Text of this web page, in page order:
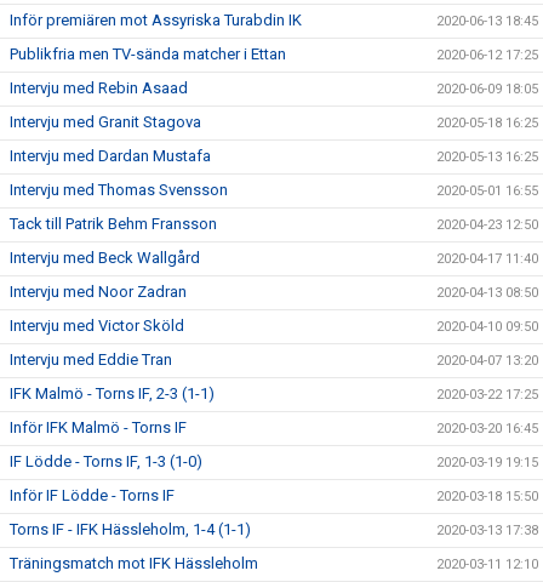
Inför premiären mot Assyriska Turabdin IK 2020-06-13 18:45
Publikfria men TV-sända matcher i Ettan 2020-06-12 17:25
Intervju med Rebin Asaad 2020-06-09 18:05
Intervju med Granit Stagova 2020-05-18 16:25
Intervju med Dardan Mustafa 2020-05-13 16:25
Intervju med Thomas Svensson 2020-05-01 16:55
Tack till Patrik Behm Fransson 2020-04-23 12:50
Intervju med Beck Wallgård 2020-04-17 11:40
Intervju med Noor Zadran 2020-04-13 08:50
Intervju med Victor Sköld 2020-04-10 09:50
Intervju med Eddie Tran 2020-04-07 13:20
IFK Malmö - Torns IF, 2-3 (1-1) 2020-03-22 17:25
Inför IFK Malmö - Torns IF 2020-03-20 16:45
IF Lödde - Torns IF, 1-3 (1-0) 2020-03-19 19:15
Inför IF Lödde - Torns IF 2020-03-18 15:50
Torns IF - IFK Hässleholm, 1-4 (1-1) 2020-03-13 17:38
Träningsmatch mot IFK Hässleholm 2020-03-11 12:10